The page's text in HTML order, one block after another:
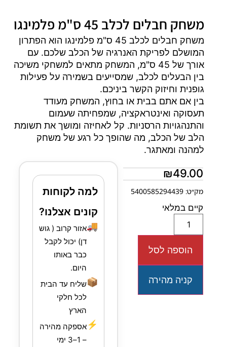
משחק חבלים לכלב 45 ס"מ פלמינגו
משחק חבלים לכלב 45 ס"מ פלמינגו הוא הפתרון
המושלם לפריקת האנרגיה של הכלב שלכם. עם
אורך של 45 ס"מ, המשחק מתאים למשחקי משיכה
בין הבעלים לכלב, שמסייעים בשמירה על פעילות
גופנית וחיזוק הקשר ביניכם.
בין אם אתם בבית או בחוץ, המשחק מעודד
תעסוקה ואינטראקציה, שמפחיתה שעמום
והתנהגויות הרסניות. קל לאחיזה ומושך את תשומת
הלב של הכלב, מה שהופך כל רגע של משחק
למהנה ומאתגר.
₪49.00
מק״ט: 5400585294439
קיים במלאי
הוספה לסל
קניה מהירה
למה לקוחות
קונים אצלנו?
🚚אזור קרוב ( גוש
דן) יכול לקבל
כבר באותו
היום.
📦שליח עד הבית
לכל חלקי
הארץ
⚡אספקה מהירה
– 1–3 ימי